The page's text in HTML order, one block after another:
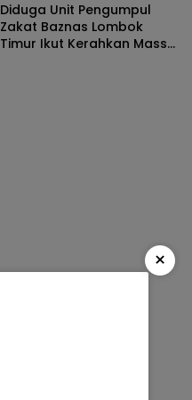
Diduga Unit Pengumpul
Zakat Baznas Lombok
Timur Ikut Kerahkan Massa
×